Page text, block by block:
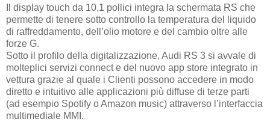
Il display touch da 10,1 pollici integra la schermata RS che
permette di tenere sotto controllo la temperatura del liquido
di raffreddamento, dell’olio motore e del cambio oltre alle
forze G.
Sotto il profilo della digitalizzazione, Audi RS 3 si avvale di
molteplici servizi connect e del nuovo app store integrato in
vettura grazie al quale i Clienti possono accedere in modo
diretto e intuitivo alle applicazioni più diffuse di terze parti
(ad esempio Spotify o Amazon music) attraverso l’interfaccia
multimediale MMI.